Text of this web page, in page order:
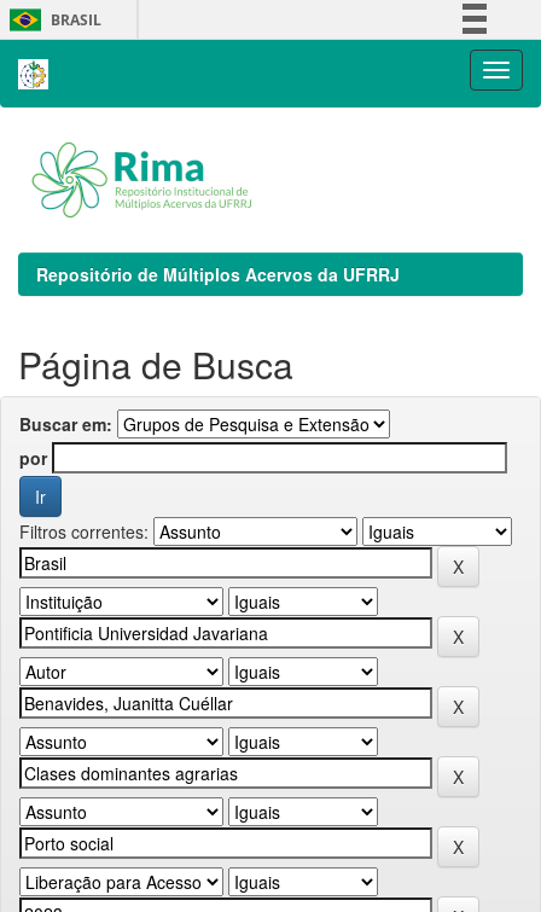
Skip
navigation
BRASIL
Repositório de Múltiplos Acervos da UFRRJ
Página de Busca
Buscar em:
por
Filtros correntes: